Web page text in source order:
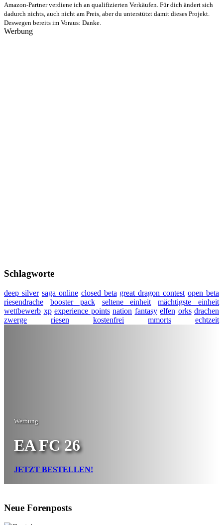
Amazon-Partner verdiene ich an qualifizierten Verkäufen. Für dich ändert sich
dadurch nichts, auch nicht am Preis, aber du unterstützt damit dieses Projekt.
Deswegen bereits im Voraus: Danke.
Werbung
Schlagworte
deep silver saga online closed beta great dragon contest open beta
riesendrache
booster pack seltene einheit
mächtigste einheit
wettbewerb xp experience points nation fantasy elfen orks drachen
zwerge
riesen kostenfrei mmorts echtzeit
Werbung
EA FC 26
JETZT BESTELLEN!
Neue Forenposts